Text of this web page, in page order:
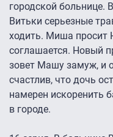
городской больнице.
Витьки серьезные
ходить. Миша просит
соглашается. Новый
зовет Машу замуж, и
счастлив, что дочь
намерен искоренить
в городе.